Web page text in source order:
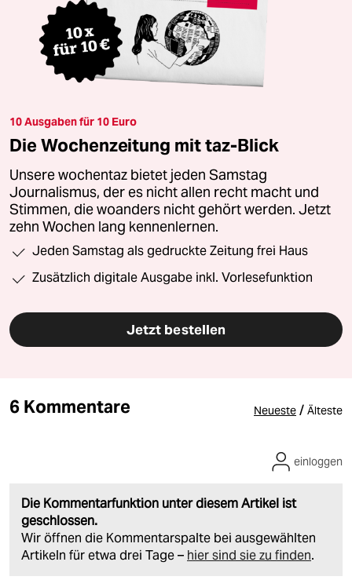
10 Ausgaben für 10 Euro
Die Wochenzeitung mit taz-Blick
Unsere wochentaz bietet jeden Samstag
Journalismus, der es nicht allen recht macht und
Stimmen, die woanders nicht gehört werden. Jetzt
zehn Wochen lang kennenlernen.
Jeden Samstag als gedruckte Zeitung frei Haus
Zusätzlich digitale Ausgabe inkl. Vorlesefunktion
Jetzt bestellen
6 Kommentare Neueste / Älteste
Die Kommentarfunktion unter diesem Artikel ist
geschlossen.
Wir öffnen die Kommentarspalte bei ausgewählten
Artikeln für etwa drei Tage – hier sind sie zu finden.
einloggen